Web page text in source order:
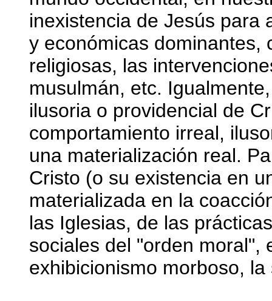
inexistencia de Jesús para
y económicas dominantes,
religiosas, las
musulmán, etc.
ilusoria o providencial de
comportamiento irreal,
una materialización real.
Cristo (o su existencia en
materializada en la
las Iglesias, de las
sociales del "orden moral",
exhibicionismo morboso,